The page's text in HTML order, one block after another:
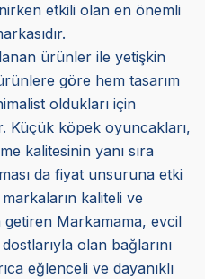
etkili olan en önemli
ürünler ile yetişkin
göre hem tasarım
oldukları için
Küçük köpek oyuncakları,
kalitesinin yanı sıra
da fiyat unsuruna etki
kaliteli ve
Markamama, evcil
olan bağlarını
eğlenceli ve dayanıklı